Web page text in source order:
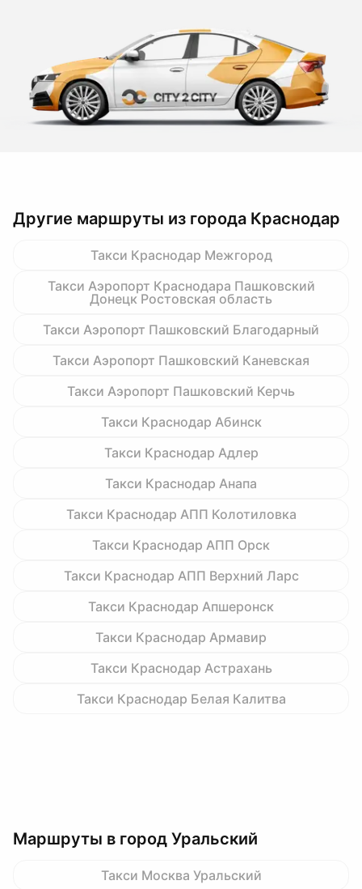
Другие маршруты из города Краснодар
Такси Краснодар Межгород
Такси Аэропорт Краснодара Пашковский
Донецк Ростовская область
Такси Аэропорт Пашковский Благодарный
Такси Аэропорт Пашковский Каневская
Такси Аэропорт Пашковский Керчь
Такси Краснодар Абинск
Такси Краснодар Адлер
Такси Краснодар Анапа
Такси Краснодар АПП Колотиловка
Такси Краснодар АПП Орск
Такси Краснодар АПП Верхний Ларс
Такси Краснодар Апшеронск
Такси Краснодар Армавир
Такси Краснодар Астрахань
Такси Краснодар Белая Калитва
Маршруты в город Уральский
Такси Москва Уральский